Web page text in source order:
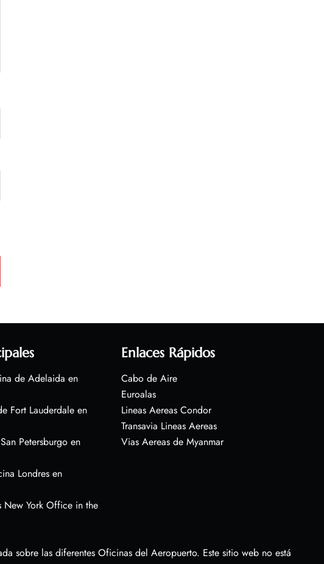
de Adelaida en
Fort Lauderdale en
Petersburgo en
Londres en
New York Office in the
Enlaces Rápidos
Cabo de Aire
Euroalas
Lineas Aereas Condor
Transavia Lineas Aereas
Vias Aereas de Myanmar
sobre las diferentes Oficinas del Aeropuerto. Este sitio web no está